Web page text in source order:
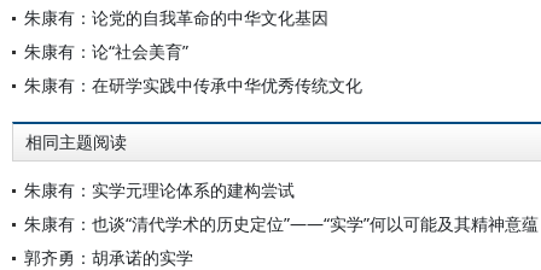
朱康有：论党的自我革命的中华文化基因
朱康有：论“社会美育”
朱康有：在研学实践中传承中华优秀传统文化
相同主题阅读
朱康有：实学元理论体系的建构尝试
朱康有：也谈“清代学术的历史定位”——“实学”何以可能及其精神意蕴
郭齐勇：胡承诺的实学